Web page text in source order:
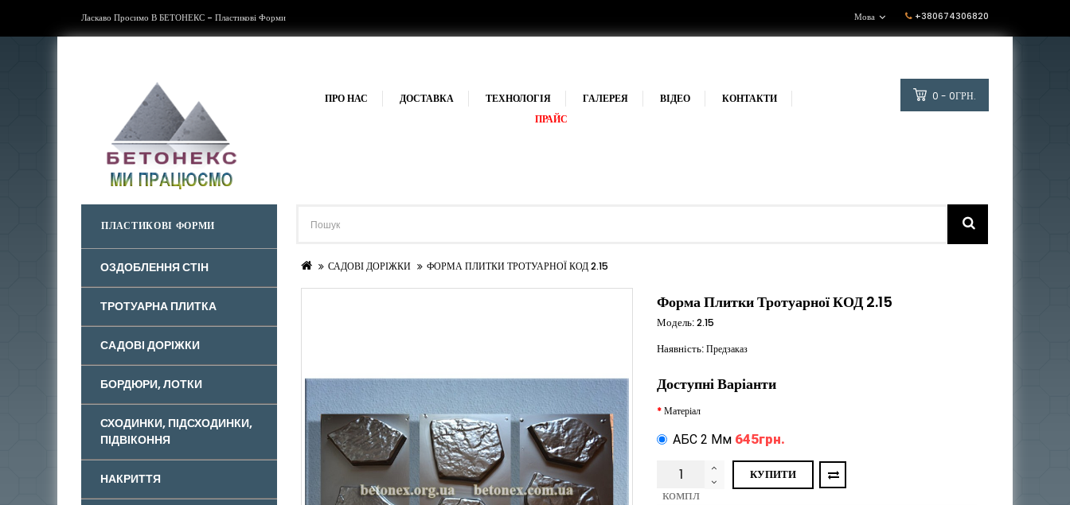
Ласкаво Просимо В БЕТОНЕКС - Пластикові Форми +380674306820
Мова
ПРО НАС ДОСТАВКА ТЕХНОЛОГІЯ ГАЛЕРЕЯ ВІДЕО
КОНТАКТИ
ПРАЙС
0 - 0ГРН.
ПЛАСТИКОВІ ФОРМИ
ОЗДОБЛЕННЯ СТІН
ТРОТУАРНА ПЛИТКА
САДОВІ ДОРІЖКИ
БОРДЮРИ, ЛОТКИ
СХОДИНКИ, ПІДСХОДИНКИ,
ПІДВІКОННЯ
НАКРИТТЯ
САДОВІ ДОРІЖКИ ФОРМА ПЛИТКИ ТРОТУАРНОЇ КОД 2.15
Форма Плитки Тротуарної КОД 2.15
Модель:2.15
Наявність:Предзаказ
Доступні Варіанти
Матеріал
АБС 2 Мм 645грн.
компл
КУПИТИ